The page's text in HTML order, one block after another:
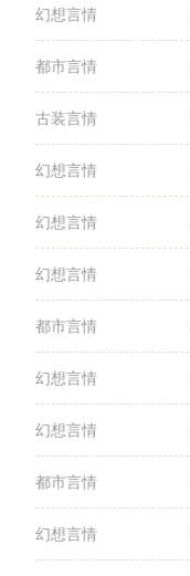
幻想言情
都市言情
古装言情
幻想言情
幻想言情
幻想言情
都市言情
幻想言情
幻想言情
都市言情
幻想言情